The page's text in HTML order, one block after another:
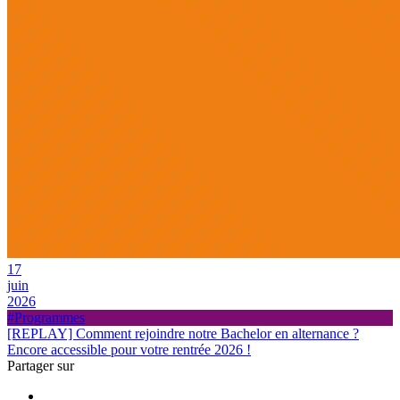
17
juin
2026
#Programmes
[REPLAY] Comment rejoindre notre Bachelor en alternance ?
Encore accessible pour votre rentrée 2026 !
Partager sur